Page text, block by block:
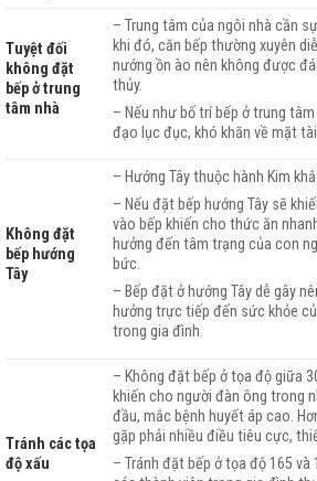
Tuyệt đối
không đặt
bếp ở trung
tâm nhà
– Trung tâm của ngôi nhà cần
khi đó, căn bếp thường xuyên
nướng ồn ào nên không được
thủy.
– Nếu như bố trí bếp ở trung
đạo lục đục, khó khăn về mặt
Không đặt
bếp hướng
Tây
– Hướng Tây thuộc hành Kim
– Nếu đặt bếp hướng Tây sẽ
vào bếp khiến cho thức ăn
hưởng đến tâm trạng của con
bức.
– Bếp đặt ở hướng Tây dễ gây
hưởng trực tiếp đến sức khỏe
trong gia đình.
Tránh các tọa
độ xấu
– Không đặt bếp ở tọa độ giữa
khiến cho người đàn ông trong
đầu, mắc bệnh huyết áp cao.
gặp phải nhiều điều tiêu cực,
– Tránh đặt bếp ở tọa độ 165 và